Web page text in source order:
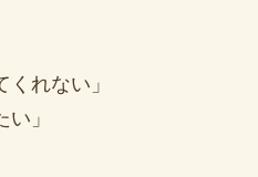
くれない」
」